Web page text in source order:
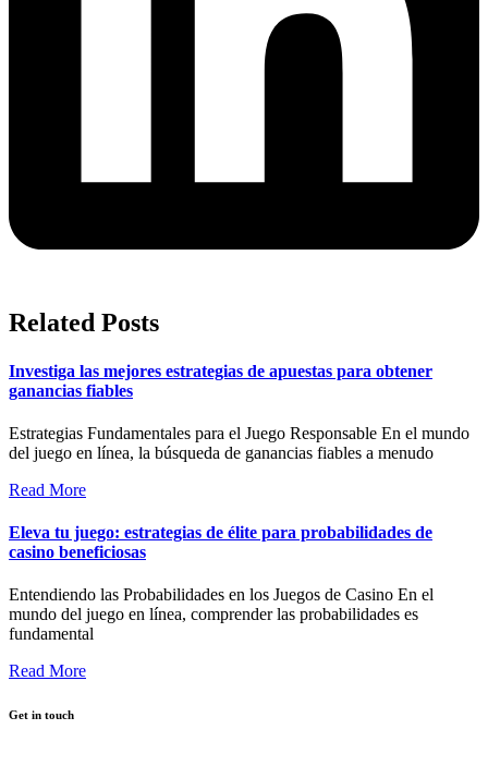
Related Posts
Investiga las mejores estrategias de apuestas para obtener
ganancias fiables
Estrategias Fundamentales para el Juego Responsable En el mundo
del juego en línea, la búsqueda de ganancias fiables a menudo
Read More
Eleva tu juego: estrategias de élite para probabilidades de
casino beneficiosas
Entendiendo las Probabilidades en los Juegos de Casino En el
mundo del juego en línea, comprender las probabilidades es
fundamental
Read More
Get in touch